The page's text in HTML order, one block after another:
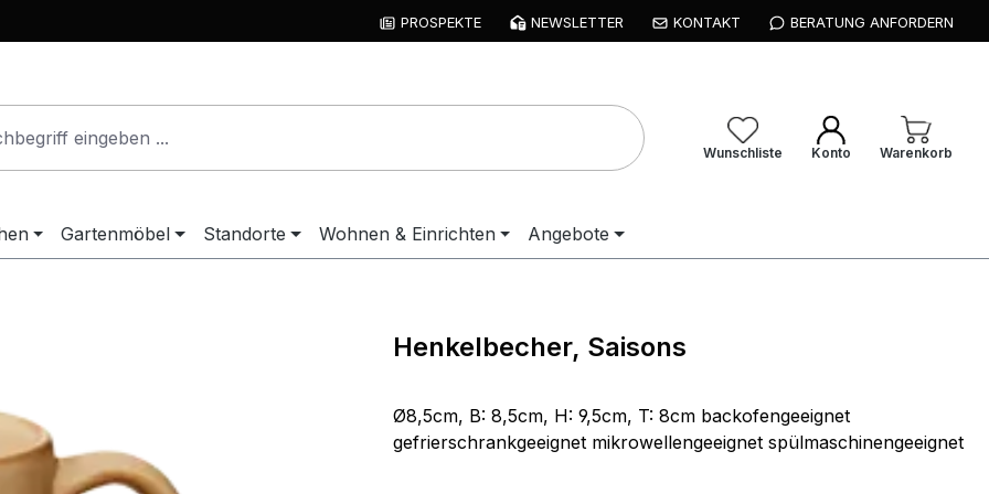
PROSPEKTE NEWSLETTER KONTAKT BERATUNG ANFORDERN
Wunschliste Konto Warenkorb
Gartenmöbel Standorte Wohnen & Einrichten Angebote
Henkelbecher, Saisons
Ø8,5cm, B: 8,5cm, H: 9,5cm, T: 8cm backofengeeignet
gefrierschrankgeeignet mikrowellengeeignet spülmaschinengeeignet